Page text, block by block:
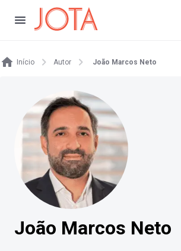
Início Autor João Marcos Neto
João Marcos Neto